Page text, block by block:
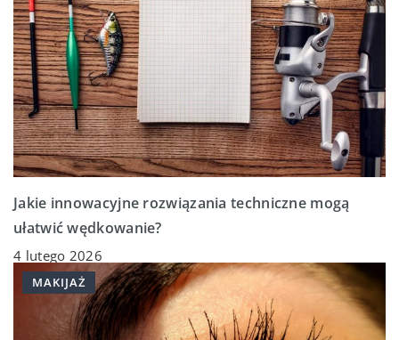
Jakie innowacyjne rozwiązania techniczne mogą
ułatwić wędkowanie?
4 lutego 2026
MAKIJAŻ